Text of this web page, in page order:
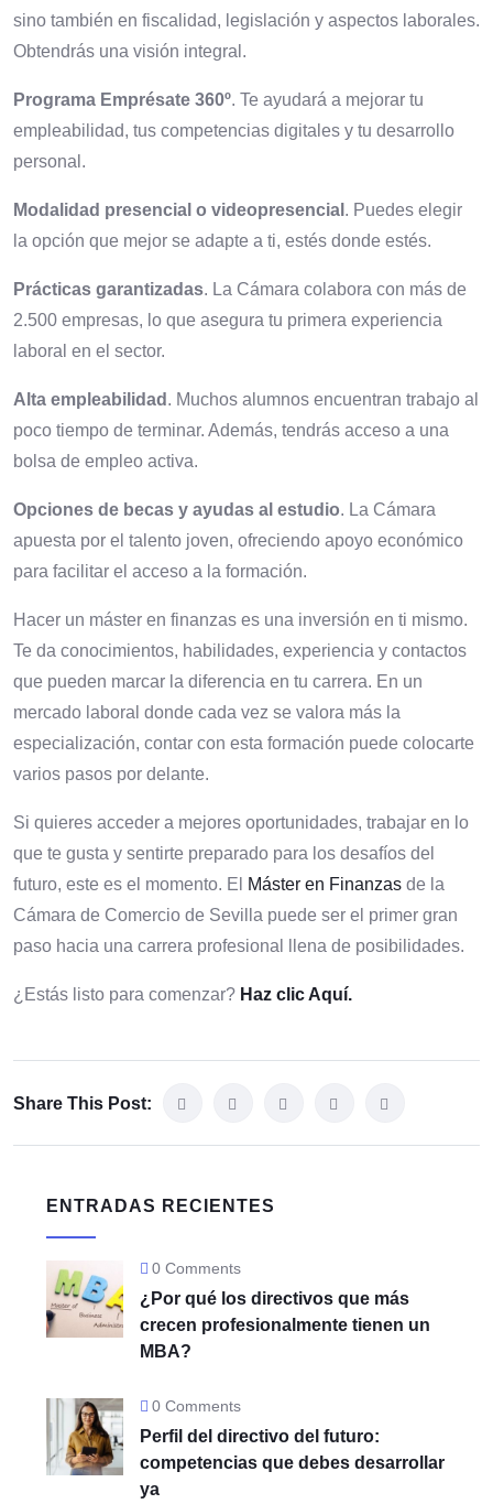
sino también en fiscalidad, legislación y aspectos laborales.
Obtendrás una visión integral.
Programa Emprésate 360º. Te ayudará a mejorar tu
empleabilidad, tus competencias digitales y tu desarrollo
personal.
Modalidad presencial o videopresencial . Puedes elegir
la opción que mejor se adapte a ti, estés donde estés.
Prácticas garantizadas. La Cámara colabora con más de
2.500 empresas, lo que asegura tu primera experiencia
laboral en el sector.
Alta empleabilidad . Muchos alumnos encuentran trabajo al
poco tiempo de terminar. Además, tendrás acceso a una
bolsa de empleo activa.
Opciones de becas y ayudas al estudio. La Cámara
apuesta por el talento joven, ofreciendo apoyo económico
para facilitar el acceso a la formación.
Hacer un máster en finanzas es una inversión en ti mismo.
Te da conocimientos, habilidades, experiencia y contactos
que pueden marcar la diferencia en tu carrera. En un
mercado laboral donde cada vez se valora más la
especialización, contar con esta formación puede colocarte
varios pasos por delante.
Si quieres acceder a mejores oportunidades, trabajar en lo
que te gusta y sentirte preparado para los desafíos del
futuro, este es el momento. El
Máster en Finanzas de la
Cámara de Comercio de Sevilla puede ser el primer gran
paso hacia una carrera profesional llena de posibilidades.
¿Estás listo para comenzar? Haz clic Aquí.
Share This Post:
ENTRADAS RECIENTES
0 Comments
¿Por qué los directivos que más
crecen profesionalmente tienen un
MBA?
0 Comments
Perfil del directivo del futuro:
competencias que debes desarrollar
ya